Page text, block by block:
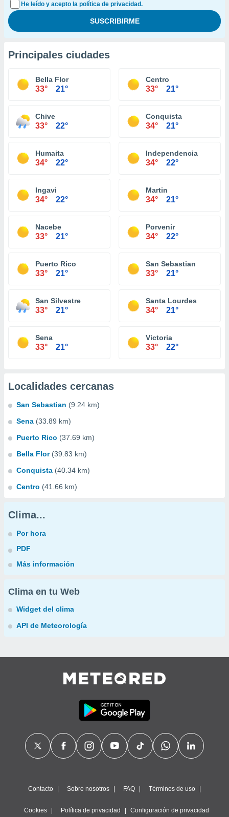
He leído y acepto la política de privacidad.
Principales ciudades
Bella Flor
33° 21°
Centro
33° 21°
Chive
33° 22°
Conquista
34° 21°
Humaita
34° 22°
Independencia
34° 22°
Ingavi
34° 22°
Martin
34° 21°
Nacebe
33° 21°
Porvenir
34° 22°
Puerto Rico
33° 21°
San Sebastian
33° 21°
San Silvestre
33° 21°
Santa Lourdes
34° 21°
Sena
33° 21°
Victoria
33° 22°
Localidades cercanas
San Sebastian (9.24 km)
Sena (33.89 km)
Puerto Rico (37.69 km)
Bella Flor (39.83 km)
Conquista (40.34 km)
Centro (41.66 km)
Clima...
Por hora
PDF
Más información
Clima en tu Web
Widget del clima
API de Meteorología
Contacto Sobre nosotros FAQ Términos de uso
Cookies Política de privacidad Configuración de privacidad